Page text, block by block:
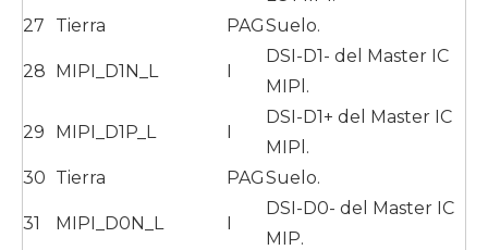
27
Tierra PAGSuelo.
28 MIPI_D1N_L I
DSI-D1- del Master IC
MIPl.
29 MIPI_D1P_L I
DSI-D1+ del Master IC
MIPl.
30 Tierra PAGSuelo.
31 MIPI_D0N_L I
DSI-D0- del Master IC
MIP.